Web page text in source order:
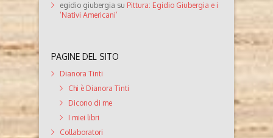
egidio giubergia su Pittura: Egidio Giubergia e i
‘Nativi Americani’
PAGINE DEL SITO
Dianora Tinti
Chi è Dianora Tinti
Dicono di me
I miei libri
Collaboratori